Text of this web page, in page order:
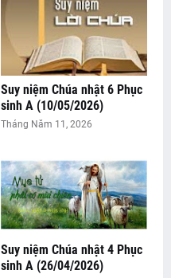
Suy niệm Chúa nhật 6 Phục
sinh A (10/05/2026)
Tháng Năm 11, 2026
Suy niệm Chúa nhật 4 Phục
sinh A (26/04/2026)